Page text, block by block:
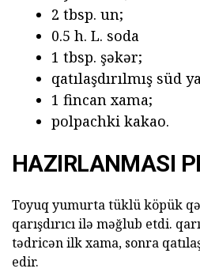
2 tbsp. un;
0.5 h. L. soda
1 tbsp. şəkər;
qatılaşdırılmış süd
1 fincan xama;
polpachki kakao.
HAZIRLANMASI
Toyuq yumurta tüklü köpük
qarışdırıcı ilə məğlub etdi.
tədricən ilk xama, sonra
edir.